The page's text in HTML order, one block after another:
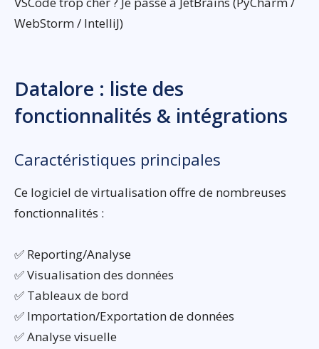
WebStorm / IntelliJ)
Datalore : liste des
fonctionnalités & intégrations
Caractéristiques principales
Ce logiciel de virtualisation offre de nombreuses
fonctionnalités :
✅ Reporting/Analyse
✅ Visualisation des données
✅ Tableaux de bord
✅ Importation/Exportation de données
✅ Analyse visuelle